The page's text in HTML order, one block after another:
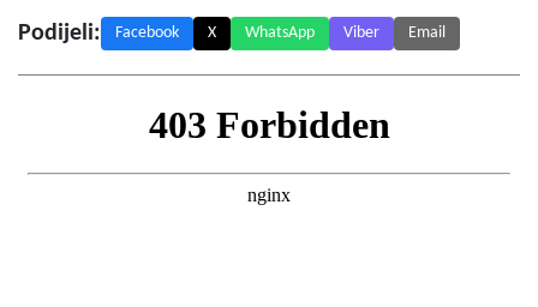
Podijeli: Facebook X WhatsApp Viber Email